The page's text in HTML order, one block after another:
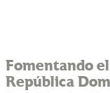
Fomentando
República